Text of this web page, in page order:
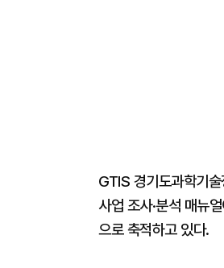
GTIS 경기도과학기
사업 조사·분석 매뉴
으로 축적하고 있다.